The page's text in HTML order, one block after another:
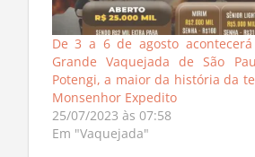
De 3 a 6 de agosto acontecerá
Grande Vaquejada de São
Potengi, a maior da história da
Monsenhor Expedito
25/07/2023 às 07:58
Em "Vaquejada"